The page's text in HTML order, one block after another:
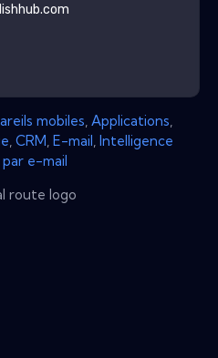
mobiles Applications
CRM E-mail Intelligence
e-mail